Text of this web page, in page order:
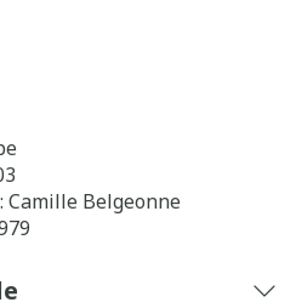
Camille Belgeonne